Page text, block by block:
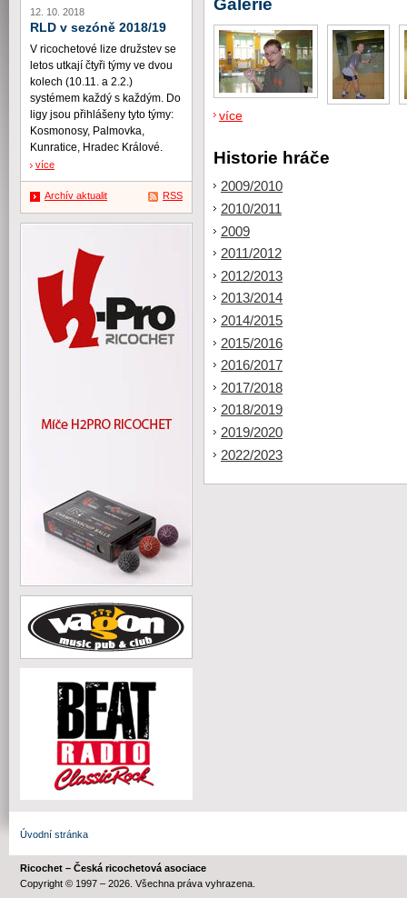
Galerie
více
Historie hráče
2009/2010
2010/2011
2009
2011/2012
2012/2013
2013/2014
2014/2015
2015/2016
2016/2017
2017/2018
2018/2019
2019/2020
2022/2023
12. 10. 2018
RLD v sezóně 2018/19
V ricochetové lize družstev se
letos utkají čtyři týmy ve dvou
kolech (10.11. a 2.2.)
systémem každý s každým. Do
ligy jsou přihlášeny tyto týmy:
Kosmonosy, Palmovka,
Kunratice, Hradec Králové.
více
Archív aktualit RSS
Úvodní stránka
Ricochet – Česká ricochetová asociace
Copyright © 1997 – 2026. Všechna práva vyhrazena.